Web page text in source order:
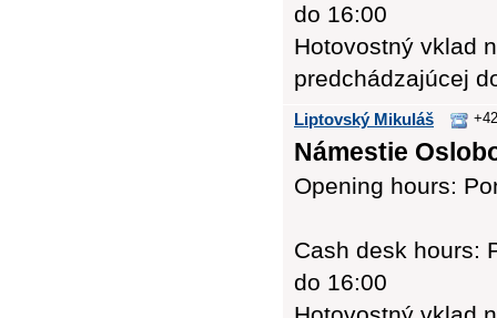
do 16:00
Hotovostný vklad
predchádzajúcej
Liptovský Mikuláš
Námestie
Opening hours:
Cash desk hours:
do 16:00